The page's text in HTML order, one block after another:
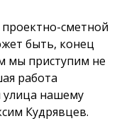
сметной
быть, конец
мы приступим не
работа
улица нашему
Кудрявцев.